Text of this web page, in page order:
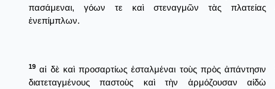
πασάμεναι, γόων τε καὶ στεναγμῶν τὰς πλατείας
ἐνεπίμπλων.
19 αἱ δὲ καὶ προσαρτίως ἐσταλμέναι τοὺς πρὸς ἀπάντησιν
διατεταγμένους παστοὺς καὶ τὴν ἁρμόζουσαν αἰδὼ